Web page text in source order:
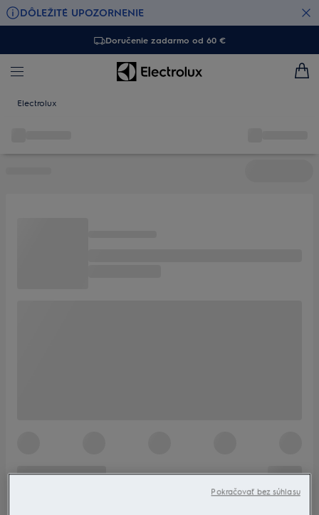
DÔLEŽITÉ UPOZORNENIE
Doručenie zadarmo od 60 €
Electrolux
Pokračovať bez súhlasu